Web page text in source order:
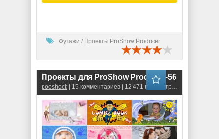
Футажи / Проекты ProShow Producer
Проекты для ProShow Producer-56
pooshock | 15 комментариев | 12 471 просмотров